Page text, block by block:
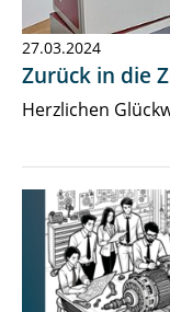
27.03.2024
Zurück in die
Herzlichen